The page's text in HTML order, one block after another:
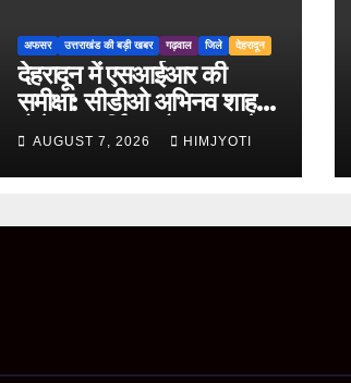
अफसर उत्तराखंड की बड़ी खबर गढ़वाल जिले देहरादून
देहरादून में एसआईआर की
समीक्षा: सीडीओ अभिनव शाह
बोले- पारदर्शिता और शुद्धता के
साथ पूरा करें मतदाता सूची
पुनरीक्षण कार्य
AUGUST 7, 2026 HIMJYOTI